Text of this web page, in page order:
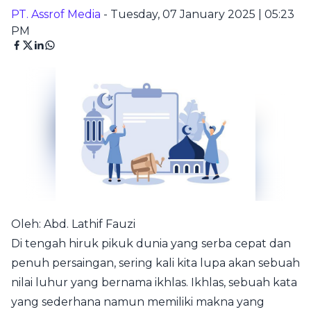
PT. Assrof Media - Tuesday, 07 January 2025 | 05:23
PM
Oleh: Abd. Lathif Fauzi
Di tengah hiruk pikuk dunia yang serba cepat dan
penuh persaingan, sering kali kita lupa akan sebuah
nilai luhur yang bernama ikhlas. Ikhlas, sebuah kata
yang sederhana namun memiliki makna yang